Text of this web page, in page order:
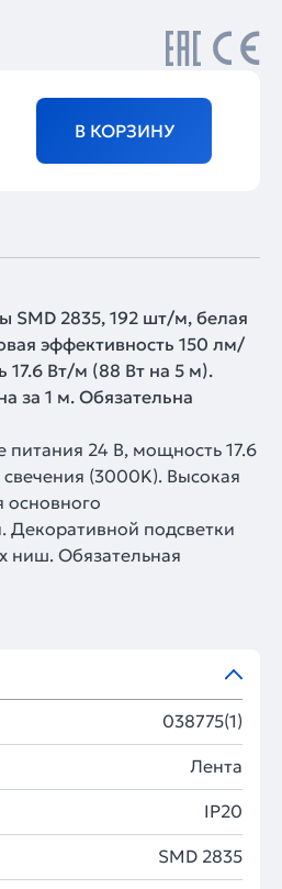
В КОРЗИНУ
SMD 2835, 192 шт/м, белая
эффективность 150 лм/
17.6 Вт/м (88 Вт на 5 м).
за 1 м. Обязательна
питания 24 В, мощность 17.6
(3000K). Высокая
основного
подсветки
ниш. Обязательная
038775(1)
Лента
IP20
SMD 2835